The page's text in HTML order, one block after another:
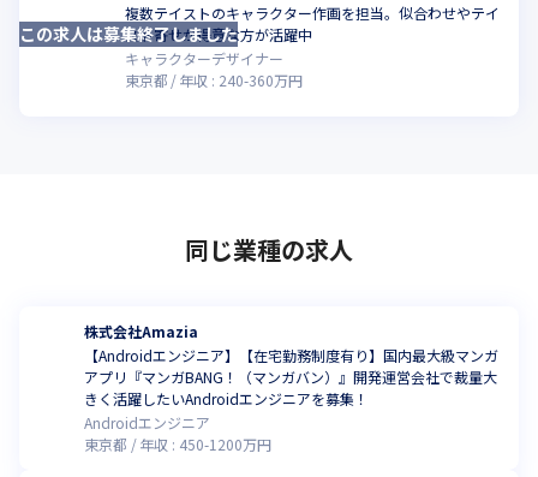
複数テイストのキャラクター作画を担当。似合わせやテイ
スト寄せが得意な方が活躍中
キャラクターデザイナー
東京都
年収 : 240-360万円
この求人は募集終了しました
同じ業種の求人
株式会社Amazia
【Androidエンジニア】【在宅勤務制度有り】国内最大級マンガ
アプリ『マンガBANG！（マンガバン）』開発運営会社で裁量大
きく活躍したいAndroidエンジニアを募集！
Androidエンジニア
東京都
年収 : 450-1200万円